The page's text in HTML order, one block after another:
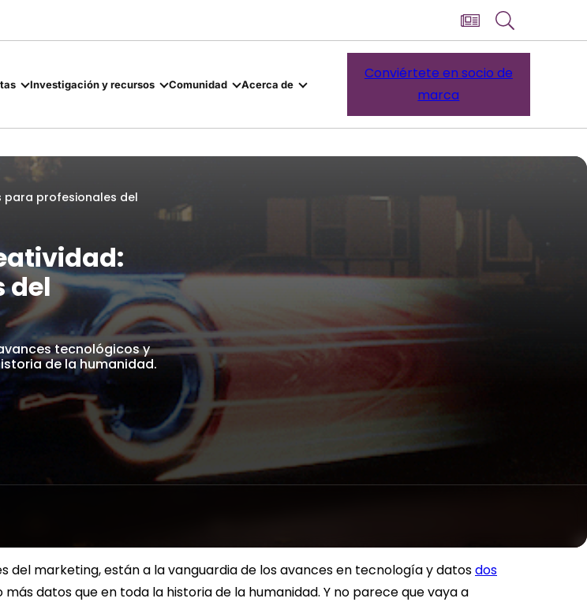
Investigación y recursos Comunidad Acerca de
Conviértete en socio de
marca
para profesionales del
del
tecnológicos y
de la humanidad.
del marketing, están a la vanguardia de los avances en tecnología y datosdos
más datos que en toda la historia de la humanidad. Y no parece que vaya a